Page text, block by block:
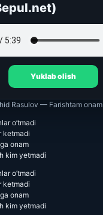
Yuklab olish
Rasulov — Farishtam onam
o’tmadi
ketmadi
onam
kim yetmadi
o’tmadi
ketmadi
onam
kim yetmadi